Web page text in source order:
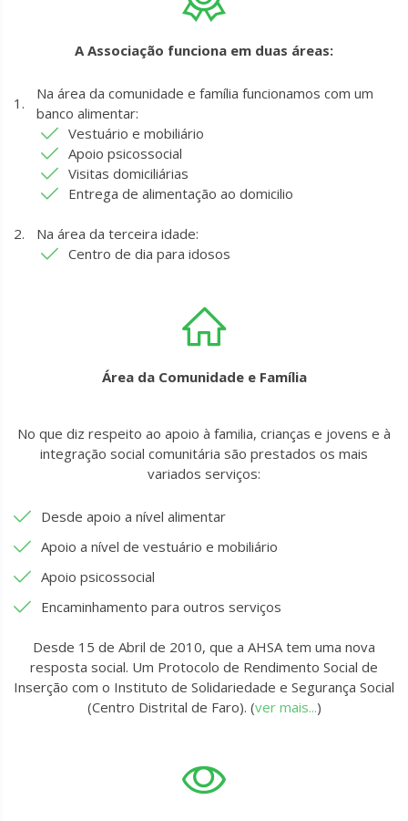
A Associação funciona em duas áreas:
Na área da comunidade e família funcionamos com um
banco alimentar:
Vestuário e mobiliário
Apoio psicossocial
Visitas domiciliárias
Entrega de alimentação ao domicilio
Na área da terceira idade:
Centro de dia para idosos
Área da Comunidade e Família
No que diz respeito ao apoio à familia, crianças e jovens e à
integração social comunitária são prestados os mais
variados serviços:
Desde apoio a nível alimentar
Apoio a nível de vestuário e mobiliário
Apoio psicossocial
Encaminhamento para outros serviços
Desde 15 de Abril de 2010, que a AHSA tem uma nova
resposta social. Um Protocolo de Rendimento Social de
Inserção com o Instituto de Solidariedade e Segurança Social
(Centro Distrital de Faro). (ver mais...)